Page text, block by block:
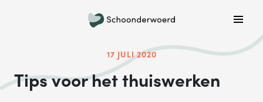
17 JULI 2020
Tips voor het thuiswerken
Plan een belafspraak
Wil je graag gebeld worden om meer informatie te
krijgen? Kies hieronder welke dag jouw voorkeur heeft
en we bellen je!